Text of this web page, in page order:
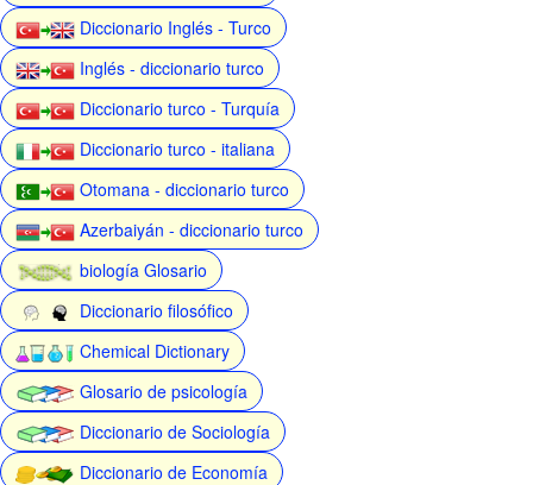
Diccionario Inglés - Turco
Inglés - diccionario turco
Diccionario turco - Turquía
Diccionario turco - italiana
Otomana - diccionario turco
Azerbaiyán - diccionario turco
biología Glosario
Diccionario filosófico
Chemical Dictionary
Glosario de psicología
Diccionario de Sociología
Diccionario de Economía